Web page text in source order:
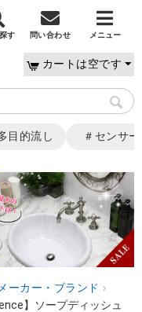
す 問い合わせ メニュー
カートは空です
目的流し ＃センサ
ーカー・ブランド ›
】ソープディッシュ